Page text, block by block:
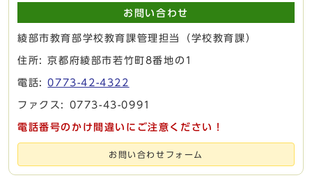
お問い合わせ
綾部市教育部学校教育課管理担当（学校教育課）
住所: 京都府綾部市若竹町8番地の1
電話:0773-42-4322
ファクス: 0773-43-0991
電話番号のかけ間違いにご注意ください！
お問い合わせフォーム